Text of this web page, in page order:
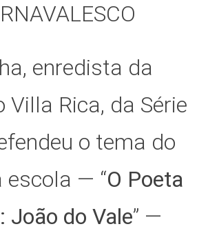
enredista da
Villa Rica, da Série
o tema do
escola — “O Poeta
João do Vale” —